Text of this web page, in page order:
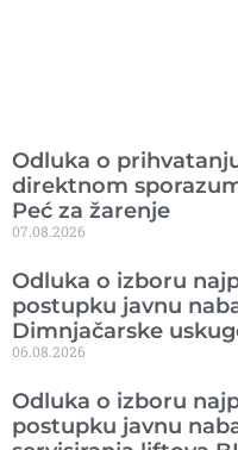
Odluka o
direktnom
Peć za žarenje
07.08.2026
Odluka o izboru
postupku javnu
Dimnjačarske
06.08.2026
Odluka o izboru
postupku javnu